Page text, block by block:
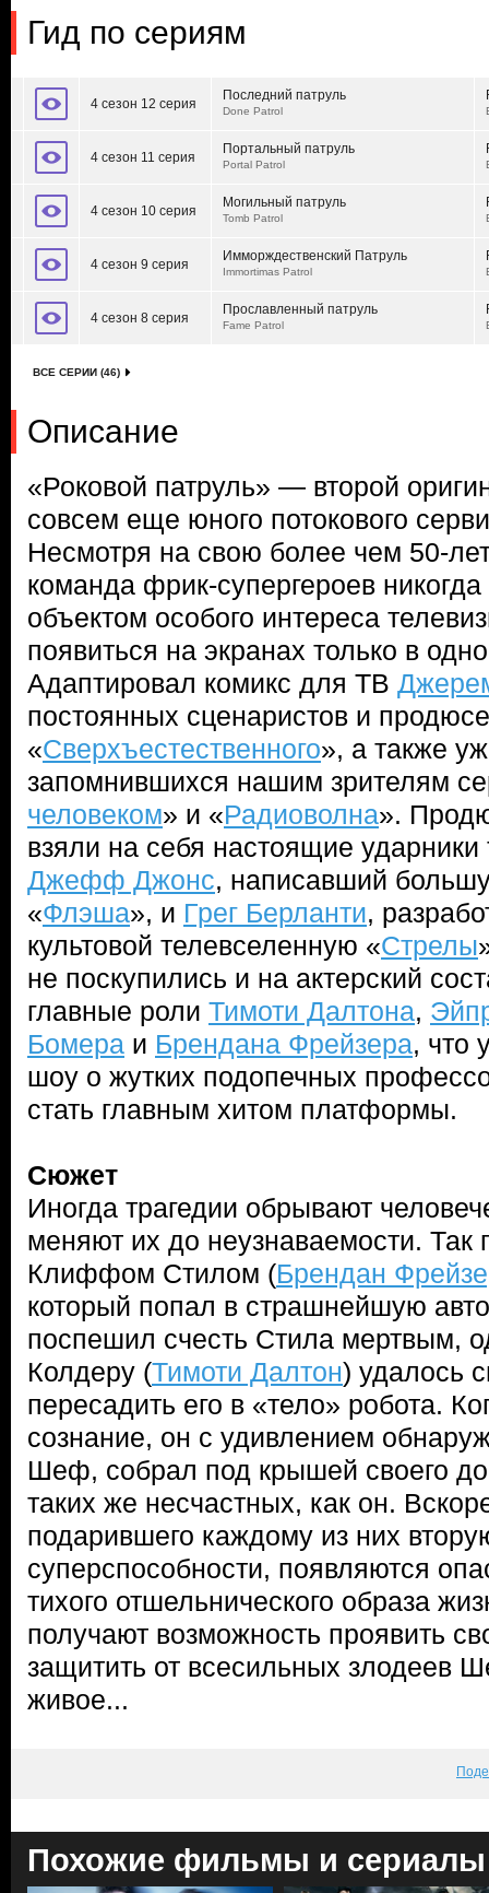
Гид по сериям
4 сезон 12 серия
Последний патруль
Done Patrol
4 сезон 11 серия
Портальный патруль
Portal Patrol
4 сезон 10 серия
Могильный патруль
Tomb Patrol
4 сезон 9 серия
Имморждественский Патруль
Immortimas Patrol
4 сезон 8 серия
Прославленный патруль
Fame Patrol
ВСЕ СЕРИИ (46)
Описание
«Роковой патруль» — второй
совсем еще юного потокового
Несмотря на свою более чем 50-
команда фрик-супергероев
объектом особого интереса
появиться на экранах только в
Адаптировал комикс для ТВ
постоянных сценаристов и
«Сверхъестественного», а также
запомнившихся нашим зрителям
человеком» и «Радиоволна».
взяли на себя настоящие
Джефф Джонс, написавший
«Флэша», и Грег Берланти,
культовой телевселенную «Стрелы
не поскупились и на актерский
главные роли Тимоти Далтона,
Бомера и Брендана Фрейзера, что
шоу о жутких подопечных
стать главным хитом платформы.
Сюжет
Иногда трагедии обрывают
меняют их до неузнаваемости. Так
Клиффом Стилом (Брендан
который попал в страшнейшую
поспешил счесть Стила мертвым,
Колдеру (Тимоти Далтон) удалось
пересадить его в «тело» робота.
сознание, он с удивлением
Шеф, собрал под крышей своего
таких же несчастных, как он.
подарившего каждому из них
суперспособности, появляются
тихого отшельнического образа
получают возможность проявить
защитить от всесильных злодеев
живое...
Похожие фильмы и сериалы